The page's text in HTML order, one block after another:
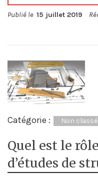
Publié le 15 juillet 2019
Catégorie : Non classé
Quel est le
d’études de